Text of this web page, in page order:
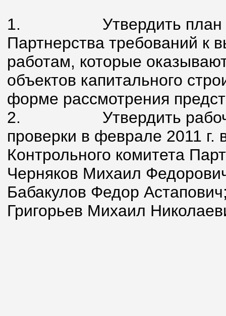
1.
Утвердить
Партнерства требований к
работам, которые
объектов капитального
форме рассмотрения
2.
Утвердить
проверки в феврале 2011
Контрольного комитета
Черняков Михаил
Бабакулов Федор
Григорьев Михаил